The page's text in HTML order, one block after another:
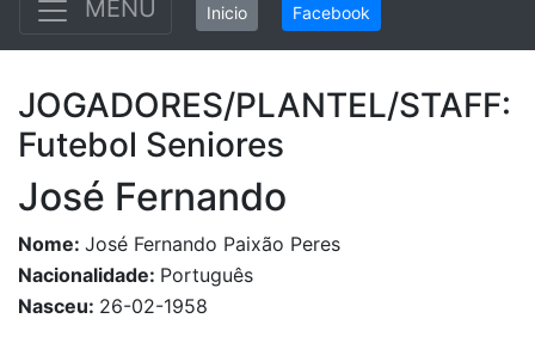
MENU
Inicio Facebook
JOGADORES/PLANTEL/STAFF:
Futebol Seniores
José Fernando
Nome: José Fernando Paixão Peres
Nacionalidade: Português
Nasceu: 26-02-1958